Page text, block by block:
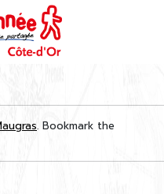
. Bookmark the